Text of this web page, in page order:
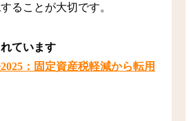
ることが大切です。
ています
：固定資産税軽減から転用